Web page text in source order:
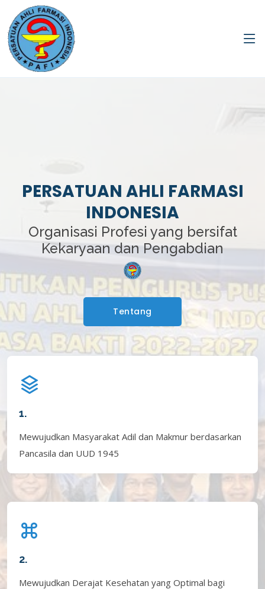
PERSATUAN AHLI FARMASI
INDONESIA
Organisasi Profesi yang bersifat
Kekaryaan dan Pengabdian
Tentang
1.
Mewujudkan Masyarakat Adil dan Makmur berdasarkan
Pancasila dan UUD 1945
2.
Mewujudkan Derajat Kesehatan yang Optimal bagi